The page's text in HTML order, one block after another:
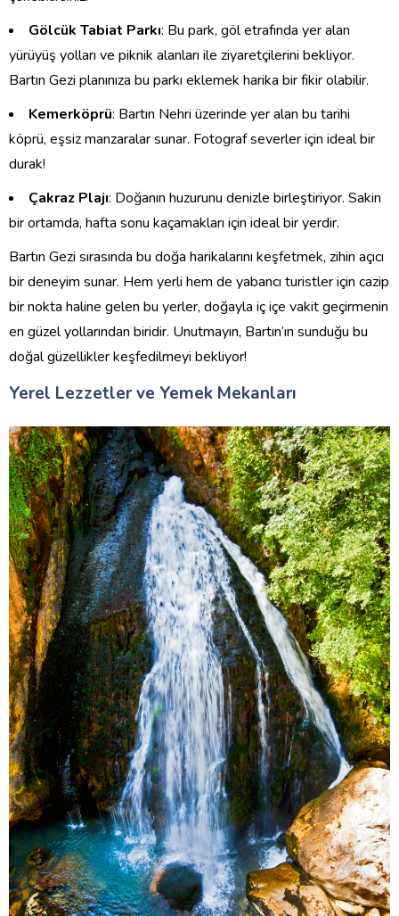
Gölcük Tabiat Parkı: Bu park, göl etrafında yer alan
yürüyüş yolları ve piknik alanları ile ziyaretçilerini bekliyor.
Bartın Gezi planınıza bu parkı eklemek harika bir fikir olabilir.
Kemerköprü: Bartın Nehri üzerinde yer alan bu tarihi
köprü, eşsiz manzaralar sunar. Fotograf severler için ideal bir
durak!
Çakraz Plajı: Doğanın huzurunu denizle birleştiriyor. Sakin
bir ortamda, hafta sonu kaçamakları için ideal bir yerdir.
Bartın Gezi sırasında bu doğa harikalarını keşfetmek, zihin açıcı
bir deneyim sunar. Hem yerli hem de yabancı turistler için cazip
bir nokta haline gelen bu yerler, doğayla iç içe vakit geçirmenin
en güzel yollarından biridir. Unutmayın, Bartın’ın sunduğu bu
doğal güzellikler keşfedilmeyi bekliyor!
Yerel Lezzetler ve Yemek Mekanları